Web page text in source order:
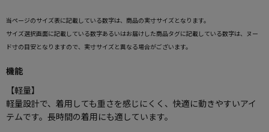
当ページのサイズ表に記載している数字は、商品の実寸サイズとなります。
サイズ選択画面に記載している数字あるいはお届けした商品タグに記載している数字は、ヌー
ド寸の目安となりますので、実寸サイズと異なる場合がございます。
機能
【軽量】
軽量設計で、着用しても重さを感じにくく、快適に動きやすいアイ
テムです。長時間の着用にも適しています。